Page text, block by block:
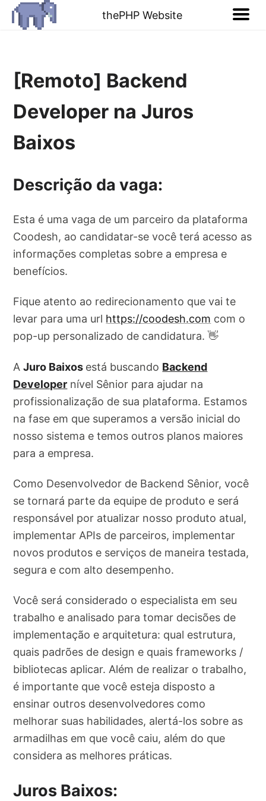
thePHP Website
[Remoto] Backend
Developer na Juros
Baixos
Descrição da vaga:
Esta é uma vaga de um parceiro da plataforma
Coodesh, ao candidatar-se você terá acesso as
informações completas sobre a empresa e
benefícios.
Fique atento ao redirecionamento que vai te
levar para uma url https://coodesh.com com o
pop-up personalizado de candidatura. 👋
AJuro Baixos está buscando Backend
Developer nível Sênior para ajudar na
profissionalização de sua plataforma. Estamos
na fase em que superamos a versão inicial do
nosso sistema e temos outros planos maiores
para a empresa.
Como Desenvolvedor de Backend Sênior, você
se tornará parte da equipe de produto e será
responsável por atualizar nosso produto atual,
implementar APIs de parceiros, implementar
novos produtos e serviços de maneira testada,
segura e com alto desempenho.
Você será considerado o especialista em seu
trabalho e analisado para tomar decisões de
implementação e arquitetura: qual estrutura,
quais padrões de design e quais frameworks /
bibliotecas aplicar. Além de realizar o trabalho,
é importante que você esteja disposto a
ensinar outros desenvolvedores como
melhorar suas habilidades, alertá-los sobre as
armadilhas em que você caiu, além do que
considera as melhores práticas.
Juros Baixos: